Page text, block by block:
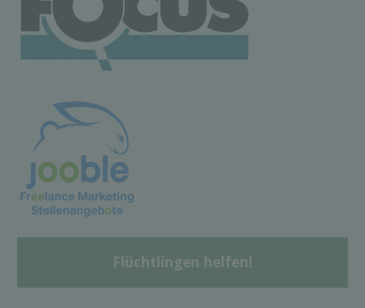
Flüchtlingen helfen!